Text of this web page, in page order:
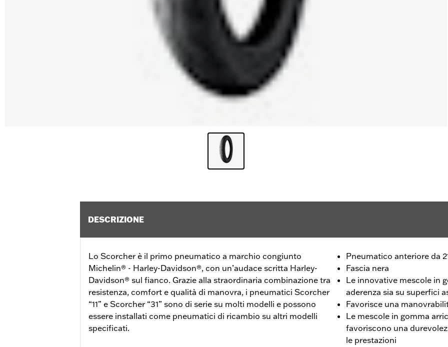
DESCRIZIONE
Lo Scorcher è il primo pneumatico a marchio congiunto
Michelin® - Harley-Davidson®, con un’audace scritta Harley-
Davidson® sul fianco. Grazie alla straordinaria combinazione tra
resistenza, comfort e qualità di manovra, i pneumatici Scorcher
“11” e Scorcher “31” sono di serie su molti modelli e possono
essere installati come pneumatici di ricambio su altri modelli
specificati.
Pneumatico anteriore da
Fascia nera
Le innovative mescole in
aderenza sia su superfici
Favorisce una
Le mescole in gomma
favoriscono una
le prestazioni